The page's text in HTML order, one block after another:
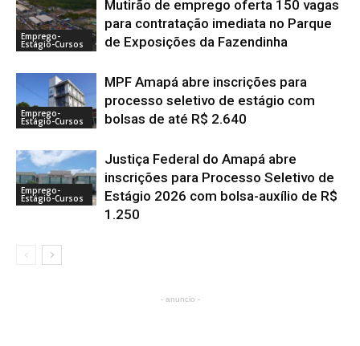
Emprego-
Estágio-Cursos
Mutirão de emprego oferta 150 vagas
para contratação imediata no Parque
de Exposições da Fazendinha
Emprego-
Estágio-Cursos
MPF Amapá abre inscrições para
processo seletivo de estágio com
bolsas de até R$ 2.640
Emprego-
Estágio-Cursos
Justiça Federal do Amapá abre
inscrições para Processo Seletivo de
Estágio 2026 com bolsa-auxílio de R$
1.250
- anuncio -